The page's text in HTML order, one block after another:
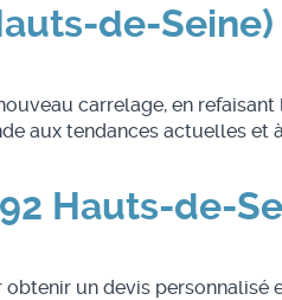
de-Seine)
carrelage, en
aux tendances actuelles et
Hauts-de-
un devis personnalisé